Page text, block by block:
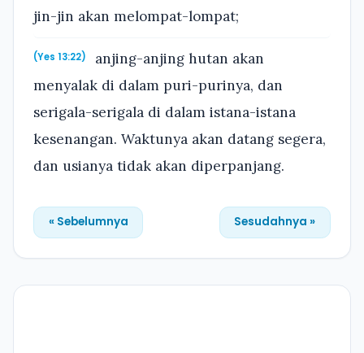
jin-jin akan melompat-lompat;
(Yes 13:22)
anjing-anjing hutan akan
menyalak di dalam puri-purinya, dan
serigala-serigala di dalam istana-istana
kesenangan. Waktunya akan datang segera,
dan usianya tidak akan diperpanjang.
« Sebelumnya Sesudahnya »